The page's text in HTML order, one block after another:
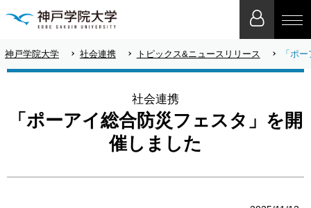
神戸学院大学 社会連携 トピックス&ニュースリリース 「ポ
社会連携
「ポーアイ総合防災フェスタ」を開
催しました